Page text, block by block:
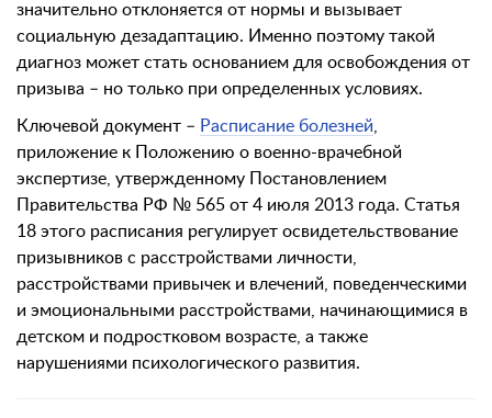
значительно отклоняется от нормы и вызывает
социальную дезадаптацию. Именно поэтому такой
диагноз может стать основанием для освобождения от
призыва – но только при определенных условиях.
Ключевой документ – Расписание болезней,
приложение к Положению о военно-врачебной
экспертизе, утвержденному Постановлением
Правительства РФ № 565 от 4 июля 2013 года. Статья
18 этого расписания регулирует освидетельствование
призывников с расстройствами личности,
расстройствами привычек и влечений, поведенческими
и эмоциональными расстройствами, начинающимися в
детском и подростковом возрасте, а также
нарушениями психологического развития.